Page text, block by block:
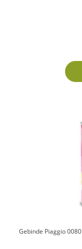
Gebinde Piaggio